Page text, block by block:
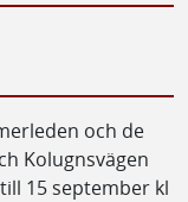
och de
Kolugnsvägen
15 september kl